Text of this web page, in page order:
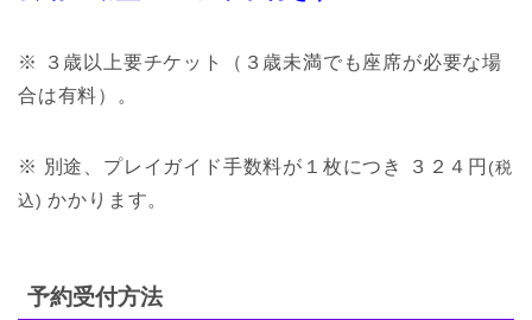
※ ３歳以上要チケット（３歳未満でも座席が必要な場
合は有料）。
※ 別途、プレイガイド手数料が１枚につき ３２４円 (税
込) かかります。
予約受付方法